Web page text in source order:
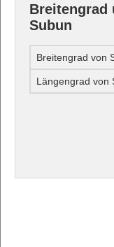
Breitengrad
Subun
Breitengrad von
Längengrad von